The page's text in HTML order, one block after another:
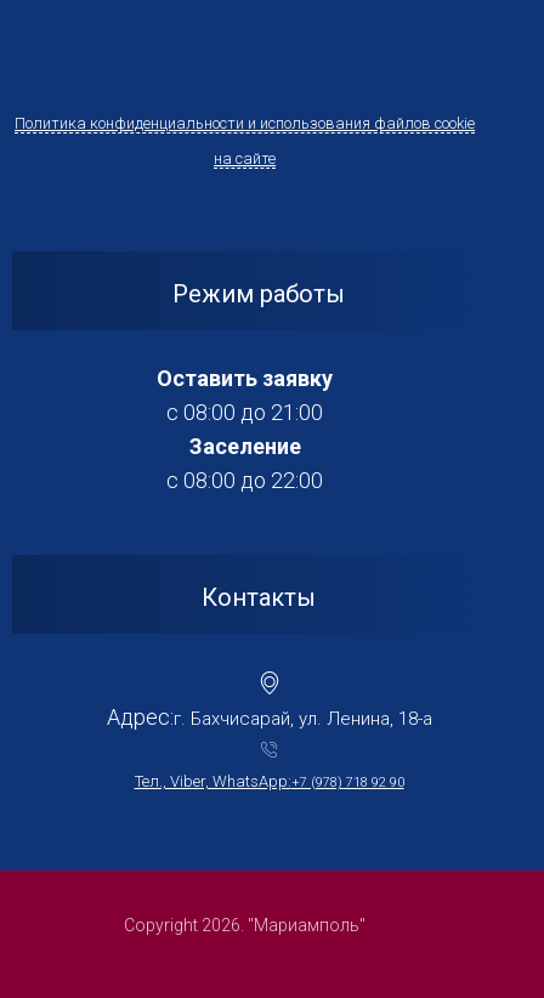
Политика конфиденциальности и использования файлов cookie
на сайте
Режим работы
Оставить заявку
с 08:00 до 21:00
Заселение
с 08:00 до 22:00
Контакты
Адрес:г. Бахчисарай, ул. Ленина, 18-а
Тел., Viber, WhatsApp:+7 (978) 718 92 90
Copyright 2026. "Мариамполь"